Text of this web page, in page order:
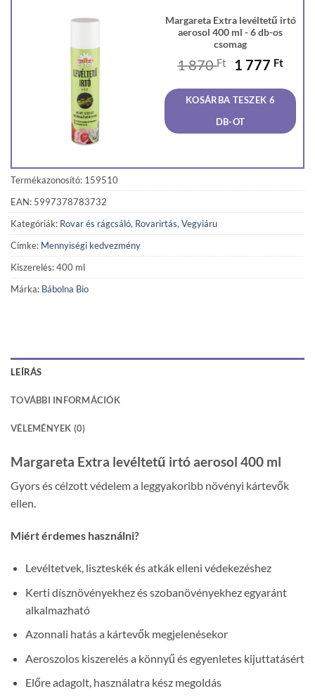
Margareta Extra levéltetű irtó
aerosol 400 ml - 6 db-os
csomag
1 870Ft
Original
was:
1
870 Ft.
1 777 Ft
is:
777
KOSÁRBA TESZEK 6
DB-OT
Termékazonosító: 159510
EAN: 5997378783732
Kategóriák: Rovar és rágcsáló, Rovarirtás, Vegyiáru
Címke: Mennyiségi kedvezmény
Kiszerelés: 400 ml
Márka: Bábolna Bio
LEÍRÁS
TOVÁBBI INFORMÁCIÓK
VÉLEMÉNYEK (0)
Margareta Extra levéltetű irtó aerosol 400 ml
Gyors és célzott védelem a leggyakoribb növényi kártevők
ellen.
Miért érdemes használni?
Levéltetvek, liszteskék és atkák elleni védekezéshez
Kerti dísznövényekhez és szobanövényekhez egyaránt
alkalmazható
Azonnali hatás a kártevők megjelenésekor
Aeroszolos kiszerelés a könnyű és egyenletes kijuttatásért
Előre adagolt, használatra kész megoldás